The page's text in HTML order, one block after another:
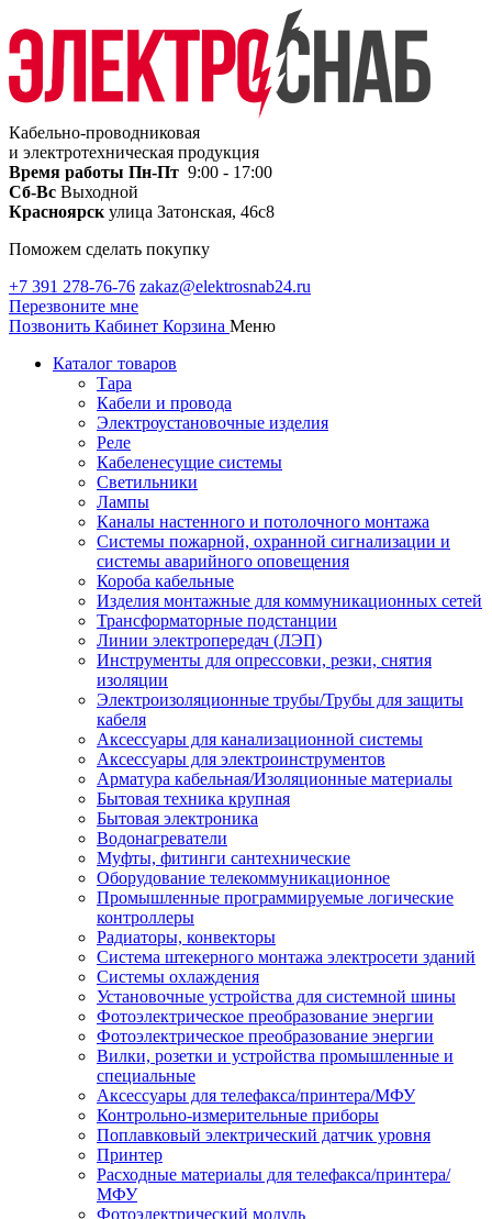
Кабельно-проводниковая
и электротехническая продукция
Время работы Пн-Пт 9:00 - 17:00
Сб-Вс Выходной
Красноярск улица Затонская, 46с8
Поможем сделать покупку
+7 391 278-76-76 zakaz@elektrosnab24.ru
Перезвоните мне
Позвонить Кабинет Корзина Меню
Каталог товаров
Тара
Кабели и провода
Электроустановочные изделия
Реле
Кабеленесущие системы
Светильники
Лампы
Каналы настенного и потолочного монтажа
Системы пожарной, охранной сигнализации и
системы аварийного оповещения
Короба кабельные
Изделия монтажные для коммуникационных сетей
Трансформаторные подстанции
Линии электропередач (ЛЭП)
Инструменты для опрессовки, резки, снятия
изоляции
Электроизоляционные трубы/Трубы для защиты
кабеля
Аксессуары для канализационной системы
Аксессуары для электроинструментов
Арматура кабельная/Изоляционные материалы
Бытовая техника крупная
Бытовая электроника
Водонагреватели
Муфты, фитинги сантехнические
Оборудование телекоммуникационное
Промышленные программируемые логические
контроллеры
Радиаторы, конвекторы
Система штекерного монтажа электросети зданий
Системы охлаждения
Установочные устройства для системной шины
Фотоэлектрическое преобразование энергии
Фотоэлектрическое преобразование энергии
Вилки, розетки и устройства промышленные и
специальные
Аксессуары для телефакса/принтера/МФУ
Контрольно-измерительные приборы
Поплавковый электрический датчик уровня
Принтер
Расходные материалы для телефакса/принтера/
МФУ
Фотоэлектрический модуль